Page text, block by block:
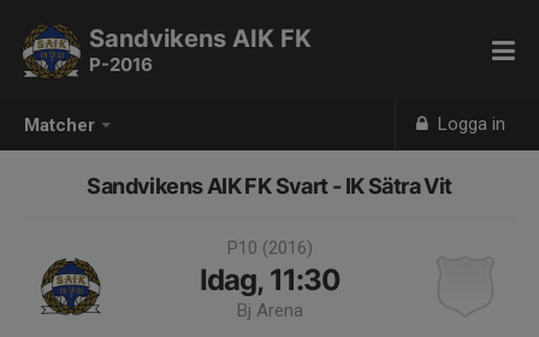
Matcher Logga in
Sandvikens AIK FK
P-2016
Sandvikens AIK FK Svart - IK Sätra Vit
P10 (2016)
Idag, 11:30
Bj Arena